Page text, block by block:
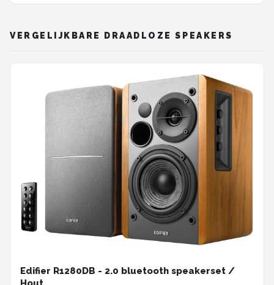
VERGELIJKBARE DRAADLOZE SPEAKERS
Edifier R1280DB - 2.0 bluetooth speakerset /